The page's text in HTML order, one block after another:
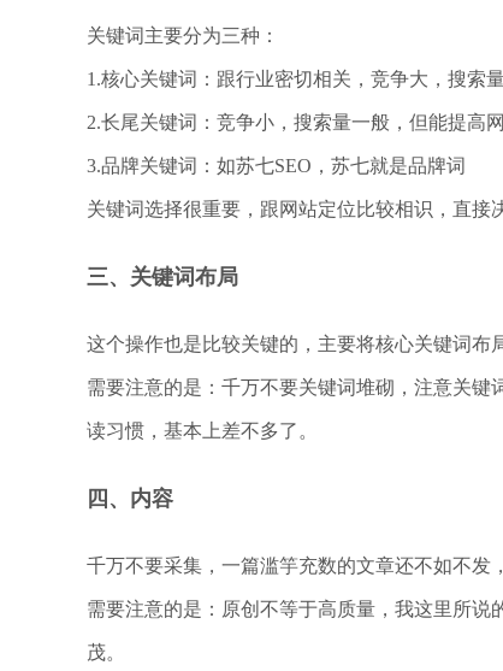
关键词主要分为三种：
1.核心关键词：跟行业密切相关，竞争大，搜索
2.长尾关键词：竞争小，搜索量一般，但能提高
3.品牌关键词：如苏七SEO，苏七就是品牌词
关键词选择很重要，跟网站定位比较相识，直接
三、关键词布局
这个操作也是比较关键的，主要将核心关键词布
需要注意的是：千万不要关键词堆砌，注意关键
读习惯，基本上差不多了。
四、内容
千万不要采集，一篇滥竽充数的文章还不如不发
需要注意的是：原创不等于高质量，我这里所
茂。